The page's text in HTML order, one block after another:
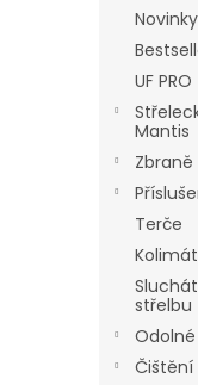
Novinky
UF
Mantis
Terče
střelbu
Čištění